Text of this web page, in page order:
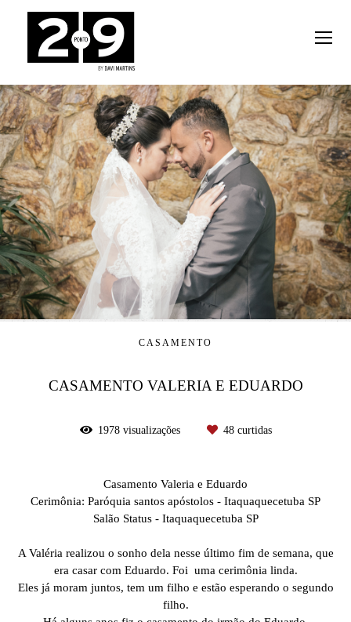
CASAMENTO
CASAMENTO VALERIA E EDUARDO
1978visualizações 48curtidas
Casamento Valeria e Eduardo
Cerimônia: Paróquia santos apóstolos - Itaquaquecetuba SP
Salão Status - Itaquaquecetuba SP
A Valéria realizou o sonho dela nesse último fim de semana, que
era casar com Eduardo. Foi uma cerimônia linda.
Eles já moram juntos, tem um filho e estão esperando o segundo
filho.